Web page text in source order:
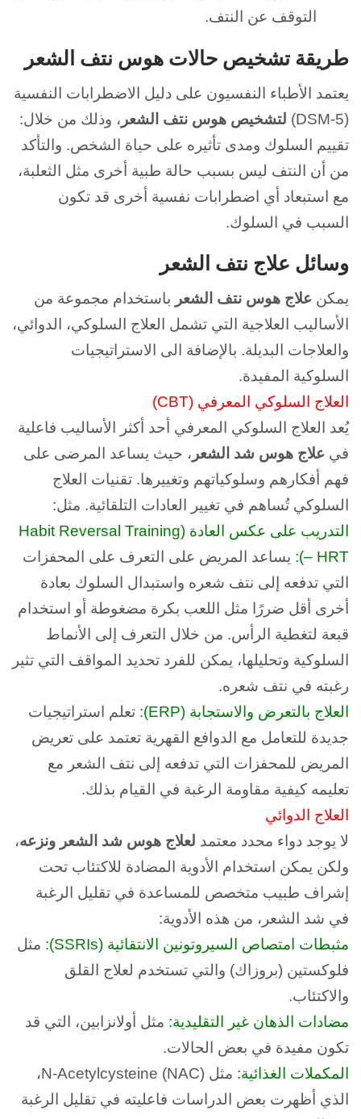
التوقف عن النتف.
طريقة تشخيص حالات هوس نتف الشعر
يعتمد الأطباء النفسيون على دليل الاضطرابات النفسية
(DSM-5)
لتشخيص هوس نتف الشعر ، وذلك من خلال:
تقييم السلوك ومدى تأثيره على حياة الشخص. و التأكد
من أن النتف ليس بسبب حالة طبية أخرى مثل الثعلبة،
مع استبعاد أي اضطرابات نفسية أخرى قد تكون
السبب في السلوك.
وسائل علاج نتف الشعر
يمكن علاج هوس نتف الشعر باستخدام مجموعة من
الأساليب العلاجية التي تشمل العلاج السلوكي، الدوائي،
والعلاجات البديلة. بالإضافة الى الاستراتيجيات
السلوكية المفيدة.
العلاج السلوكي المعرفي (CBT)
يُعد العلاج السلوكي المعرفي أحد أكثر الأساليب فاعلية
في علاج هوس شد الشعر ، حيث يساعد المرضى على
فهم أفكارهم وسلوكياتهم وتغييرها. تقنيات العلاج
السلوكي تُساهم في تغيير العادات التلقائية. مثل:
التدريب على عكس العادة (Habit Reversal Training
– HRT):
يساعد المريض على التعرف على المحفزات
التي تدفعه إلى نتف شعره واستبدال السلوك بعادة
أخرى أقل ضررًا مثل اللعب بكرة مضغوطة أو استخدام
قبعة لتغطية الرأس. من خلال التعرف إلى الأنماط
السلوكية وتحليلها، يمكن للفرد تحديد المواقف التي تثير
رغبته في نتف شعره.
العلاج بالتعرض والاستجابة (ERP):
تعلم استراتيجيات
جديدة للتعامل مع الدوافع القهرية تعتمد على تعريض
المريض للمحفزات التي تدفعه إلى نتف الشعر مع
تعليمه كيفية مقاومة الرغبة في القيام بذلك.
العلاج الدوائي
لا يوجد دواء محدد معتمد لعلاج هوس شد الشعر ونزعه،
ولكن يمكن استخدام الأدوية المضادة للاكتئاب تحت
إشراف طبيب متخصص للمساعدة في تقليل الرغبة
في شد الشعر، من هذه الأدوية:
مثبطات امتصاص السيروتونين الانتقائية (SSRIs):
مثل
فلوكستين (بروزاك) والتي تستخدم لعلاج القلق
والاكتئاب.
مضادات الذهان غير التقليدية: مثل أولانزابين، التي قد
تكون مفيدة في بعض الحالات.
المكملات الغذائية:
مثل N-Acetylcysteine (NAC)،
الذي أظهرت بعض الدراسات فاعليته في تقليل الرغبة